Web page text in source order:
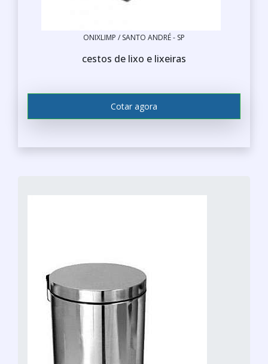
ÁREAS PÚBLICAS
calçadões, alixeira para condomínio
segura para a coleta de resíduos,
contribuindo para a preservação do meio
ambiente.
MELHOR LIXEIRA INOX DE 30
lixeira inox de 30 litros é a escolha perfeita
para uma coleta de resíduos eficiente e
estilosa.
Não perca mais tempo; solicite seu orçamento
agora mesmo com os parceiros do Soluções
Industriais e descubra como ter a melhor
lixeira ao seu alcance.
ONIXLIMP / SANTO ANDRÉ - SP
cestos de lixo e lixeiras
Cotar agora